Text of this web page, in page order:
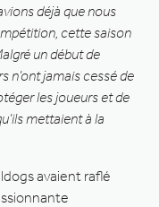
déjà que nous
cette saison
un début de
n’ont jamais cessé de
les joueurs et de
mettaient à la
avaient raflé